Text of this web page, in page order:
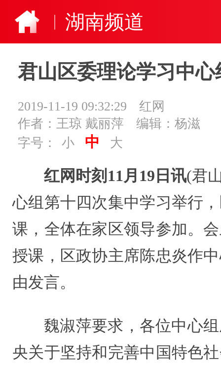
湖南频道
君山区委理论学习中
2019-11-19 09:32:29
红网
作者：王琼 戴丽萍
编辑：杨滋
字号：
小 中 大
红网时刻11月19日讯(君
心组第十四次集中学习举行
课，全体在家区领导参加。
授课，区政协主席陈忠炎作
由发言。
魏淑萍要求，各位中心
央关于坚持和完善中国特色